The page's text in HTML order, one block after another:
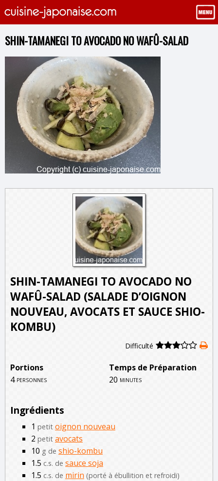
SHIN-TAMANEGI TO AVOCADO NO WAFÛ-SALAD
SHIN-TAMANEGI TO AVOCADO NO
WAFÛ-SALAD (SALADE D’OIGNON
NOUVEAU, AVOCATS ET SAUCE SHIO-
KOMBU)
Difficulté
Portions
Temps de Préparation
4 personnes 20 minutes
Ingrédients
1 petit oignon nouveau
2 petit avocats
10 g de shio-kombu
1.5 c.s. de sauce soja
1.5 c.s. de mirin (porté à ébullition et refroidi)